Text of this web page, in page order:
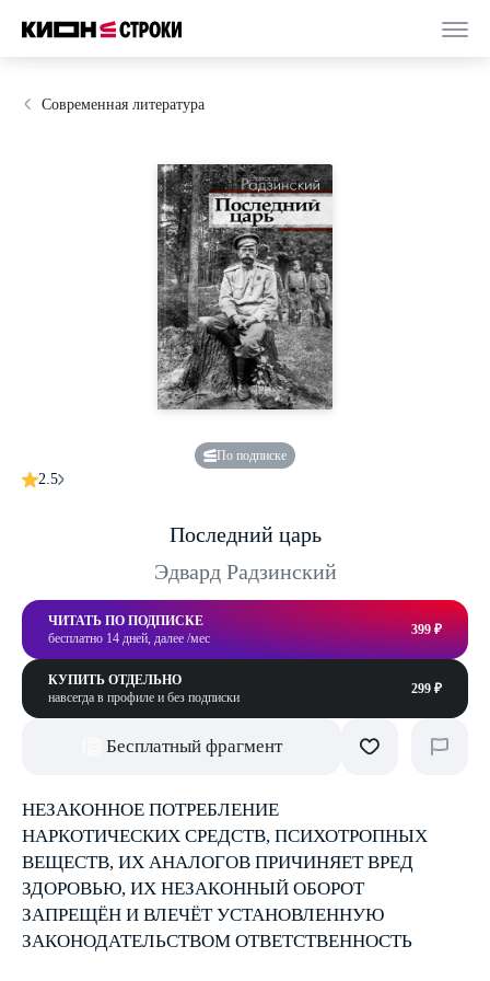
Современная литература
По подписке
2.5
Последний царь
Эдвард Радзинский
ЧИТАТЬ ПО ПОДПИСКЕ
бесплатно 14 дней, далее /мес
399 ₽
КУПИТЬ ОТДЕЛЬНО
навсегда в профиле и без подписки
299 ₽
Бесплатный фрагмент
НЕЗАКОННОЕ ПОТРЕБЛЕНИЕ
НАРКОТИЧЕСКИХ СРЕДСТВ, ПСИХОТРОПНЫХ
ВЕЩЕСТВ, ИХ АНАЛОГОВ ПРИЧИНЯЕТ ВРЕД
ЗДОРОВЬЮ, ИХ НЕЗАКОННЫЙ ОБОРОТ
ЗАПРЕЩЁН И ВЛЕЧЁТ УСТАНОВЛЕННУЮ
ЗАКОНОДАТЕЛЬСТВОМ ОТВЕТСТВЕННОСТЬ